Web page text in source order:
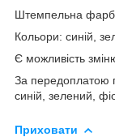
Штемпельна
Кольори: синій,
Є можливість
За передоплатою
синій, зелений,
Приховати